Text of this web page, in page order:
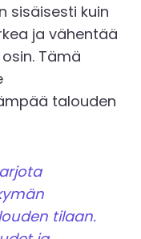
sisäisesti kuin
ja vähentää
Tämä
talouden
tilaan.